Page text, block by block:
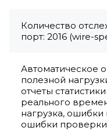
Количество
порт: 2016 (wire-
Автоматическое
полезной
отчеты
реального
нагрузка, ошибки
ошибки